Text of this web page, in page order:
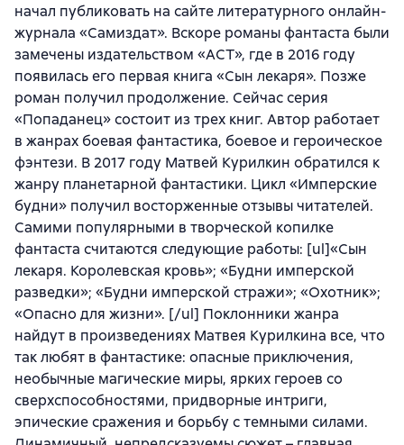
начал публиковать на сайте литературного онлайн-
журнала «Самиздат». Вскоре романы фантаста были
замечены издательством «АСТ», где в 2016 году
появилась его первая книга «Сын лекаря». Позже
роман получил продолжение. Сейчас серия
«Попаданец» состоит из трех книг. Автор работает
в жанрах боевая фантастика, боевое и героическое
фэнтези. В 2017 году Матвей Курилкин обратился к
жанру планетарной фантастики. Цикл «Имперские
будни» получил восторженные отзывы читателей.
Самими популярными в творческой копилке
фантаста считаются следующие работы: [ul]«Сын
лекаря. Королевская кровь»; «Будни имперской
разведки»; «Будни имперской стражи»; «Охотник»;
«Опасно для жизни». [/ul] Поклонники жанра
найдут в произведениях Матвея Курилкина все, что
так любят в фантастике: опасные приключения,
необычные магические миры, ярких героев со
сверхспособностями, придворные интриги,
эпические сражения и борьбу с темными силами.